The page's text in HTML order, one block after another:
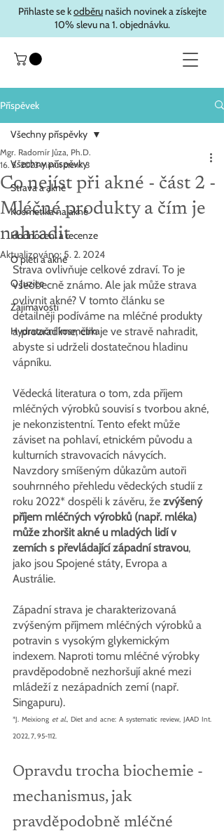
Přihlaste se kodběrunašich novinek a získejte
10% slevu na 1. objednávku.
Příspěvek
Všechny příspěvky
Strava a akné
Kosmetika na akné
Hodnocení a recenze
O pleti a akné
O Juzice
Zajímavosti
Hydratační kosmetika
Všechny příspěvky
Co nejíst při akné - část 2 -
Mléčné produkty a čím je
nahradit
Mgr. Radomír Jůza, Ph.D.
16. 5. 2023 Minut čtení: 3
Aktualizováno:5. 2. 2024
Strava ovlivňuje celkové zdraví. To je
všeobecně známo. Ale jak může strava
ovlivnit akné? V tomto článku se
detailněji podíváme na mléčné produkty
a prozradíme, čím je ve stravě nahradit,
abyste si udrželi dostatečnou hladinu
vápníku.
Vědecká literatura o tom, zda příjem
mléčných výrobků souvisí s tvorbou akné,
je nekonzistentní. Tento efekt může
záviset na pohlaví, etnickém původu a
kulturních stravovacích návycích.
Navzdory smíšeným důkazům autoři
souhrnného přehledu vědeckých studií z
roku 2022* dospěli k závěru, že zvýšený
příjem mléčných výrobků (např. mléka)
může zhoršit akné u mladých lidí v
zemích s převládající západní stravou,
jako jsou Spojené státy, Evropa a
Austrálie.
Západní strava je charakterizovaná
zvýšeným příjmem mléčných výrobků a
potravin s vysokým glykemickým
indexem. Naproti tomu mléčné výrobky
pravděpodobně nezhoršují akné mezi
mládeží z nezápadních zemí (např.
Singapuru).
*J. Meixiong et al., Diet and acne: A systematic review, JAAD Int.
2022, 7, 95-112.
Opravdu trocha biochemie -
mechanismus, jak
pravděpodobně mléčné